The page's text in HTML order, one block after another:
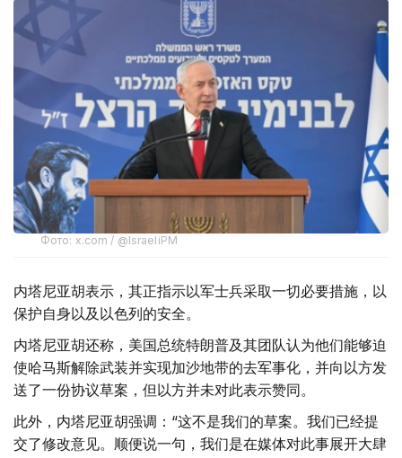
Фото: x.com / @IsraeliPM
内塔尼亚胡表示，其正指示以军士兵采取一切必要措施，以
保护自身以及以色列的安全。
内塔尼亚胡还称，美国总统特朗普及其团队认为他们能够迫
使哈马斯解除武装并实现加沙地带的去军事化，并向以方发
送了一份协议草案，但以方并未对此表示赞同。
此外，内塔尼亚胡强调：“这不是我们的草案。我们已经提
交了修改意见。顺便说一句，我们是在媒体对此事展开大肆